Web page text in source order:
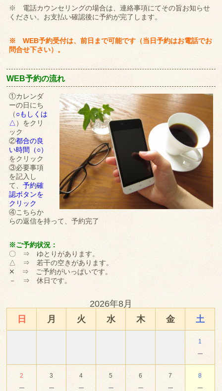
※ 電話カウンセリングの場合は、連絡事項にてその旨お知らせ
ください。お支払い確認後に予約が完了します。
※ WEB予約受付は、前日まで可能です（当日予約はお電話でお
問合せ下さい）。
WEB予約の流れ
①カレンダ
ーの日にち
（○もしくは
△ ）をクリ
ック
②都合の良
い時間（○）
をクリック
③必要事項
を記入し
て、予約確
認ボタンを
クリック
④こちらか
らの返信を持って、予約完了
※ご予約状況：
〇 ⇒ ゆとりがあります。
△ ⇒ 若干の空きがあります。
✕ ⇒ ご予約がいっぱいです。
－ ⇒ 休日です。
2026年8月
日
月 火 水 木 金 土
1
－
2
－
3
－
4
－
5
－
6
－
7
－
8
－